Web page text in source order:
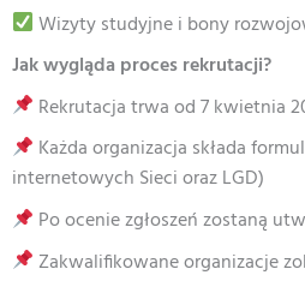
Wizyty studyjne i bony
Jak wygląda proces rekrutacji?
Rekrutacja trwa od 7 kwietnia
Każda organizacja składa
internetowych Sieci oraz LGD)
Po ocenie zgłoszeń zostaną
Zakwalifikowane organizacje